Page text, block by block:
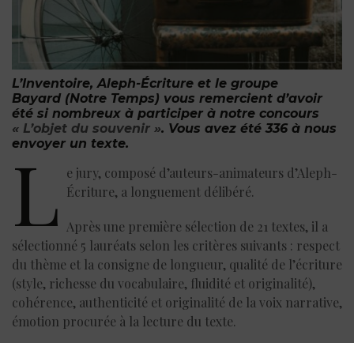
L’Inventoire, Aleph-Écriture et le groupe
Bayard (Notre Temps) vous remercient d’avoir
été si nombreux à participer à notre concours
« L’objet du souvenir ». Vous avez été 336 à nous
envoyer un texte.
L e jury, composé d’auteurs-animateurs d’Aleph-
Écriture, a longuement délibéré.
Après une première sélection de 21 textes, il a
sélectionné 5 lauréats selon les critères suivants : respect
du thème et la consigne de longueur, qualité de l’écriture
(style, richesse du vocabulaire, fluidité et originalité),
cohérence, authenticité et originalité de la voix narrative,
émotion procurée à la lecture du texte.